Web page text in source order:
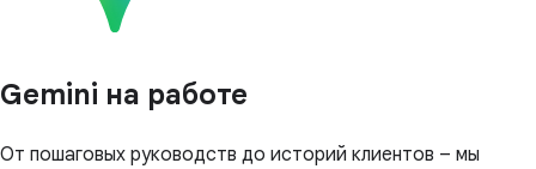
Gemini на работе
От пошаговых руководств до историй клиентов – мы